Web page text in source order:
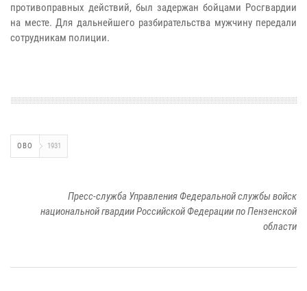
противоправных действий, был задержан бойцами Росгвардии
на месте. Для дальнейшего разбирательства мужчину передали
сотрудникам полиции.
ОВО 1931
Пресс-служба Управления Федеральной службы войск
национальной гвардии Российской Федерации по Пензенской
области